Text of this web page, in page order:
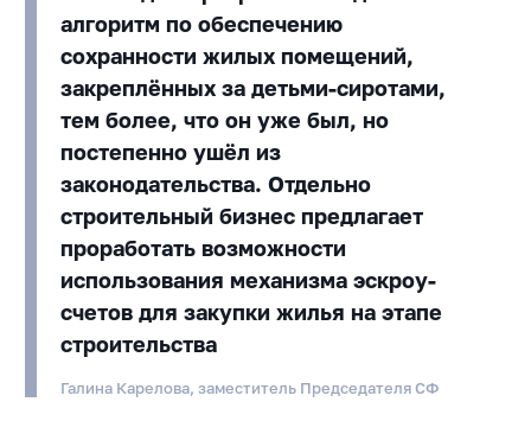
алгоритм по обеспечению
сохранности жилых помещений,
закреплённых за детьми-сиротами,
тем более, что он уже был, но
постепенно ушёл из
законодательства. Отдельно
строительный бизнес предлагает
проработать возможности
использования механизма эскроу-
счетов для закупки жилья на этапе
строительства
Галина Карелова, заместитель Председателя СФ